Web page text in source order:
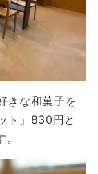
きな和菓子を
ト」830円と